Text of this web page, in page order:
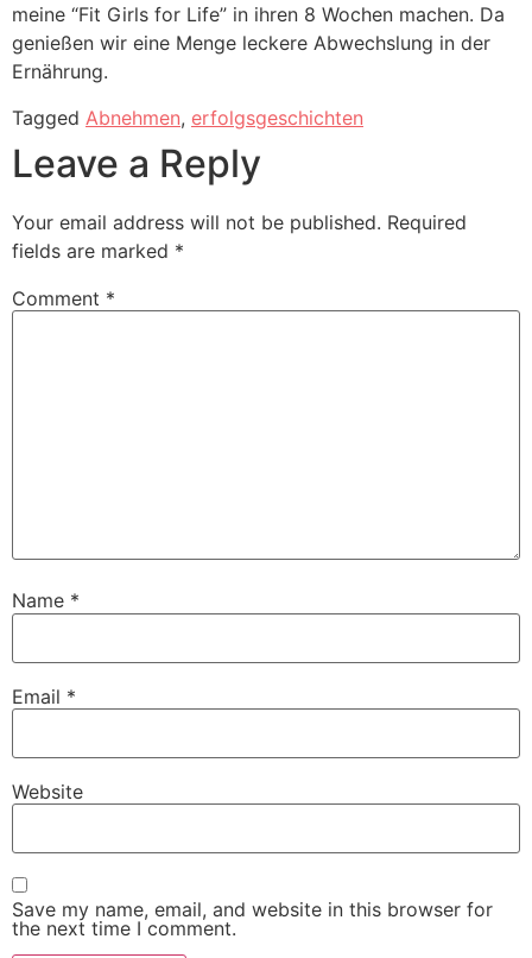
meine “Fit Girls for Life” in ihren 8 Wochen machen. Da
genießen wir eine Menge leckere Abwechslung in der
Ernährung.
Tagged Abnehmen, erfolgsgeschichten
Leave a Reply
Your email address will not be published. Required
fields are marked *
Comment *
Name *
Email *
Website
Save my name, email, and website in this browser for
the next time I comment.